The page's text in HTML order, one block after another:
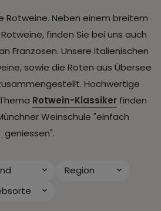
Rotweine. Neben einem breitem
finden Sie bei uns auch
Franzosen. Unsere italienischen
sowie die Roten aus Übersee
Hochwertige
Rotwein-Klassikerfinden
Weinschule "einfach
geniessen".
Region